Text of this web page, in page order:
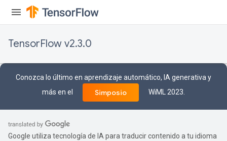
TensorFlow v2.3.0
Conozca lo último en aprendizaje automático, IA generativa y
más en el
Simposio WiML 2023.
Google utiliza tecnología de IA para traducir contenido a tu idioma